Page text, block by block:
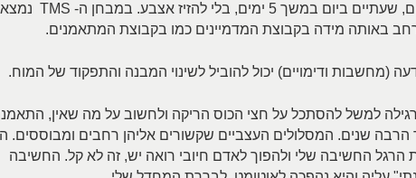
את השימוש באצבעות ואת הצלילים שנוצרים, שעתיים ביום במשך 5 ימים, בלי להזיז אצבע. במבחן ה- TMS נמצא
באותה מידה בקבוצת המדמיינים כמו בקבוצת המתאמנים.
(מחשבות ודימויים) יכול להוביל לשינוי המבנה והתפקוד של המוח.
רגילה למשל להסתכל על חצי הכוס הריקה ולחשוב על מה שאין,
שנים. המסלולים העצביים שקשורים אליהן רחבים ומבוססים.
הרגל החשיבה שלי ולהפוך לאדם חיובי רואה יש, זה לא קל. החשיבה